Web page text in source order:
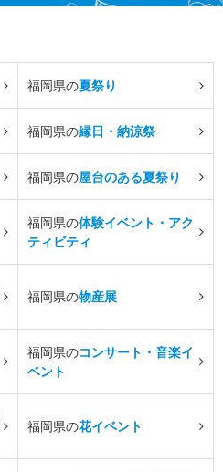
福岡県の夏祭り
福岡県の縁日・納涼祭
福岡県の屋台のある夏祭り
福岡県の体験イベント・アク
ティビティ
福岡県の物産展
福岡県のコンサート・音楽イ
ベント
福岡県の花イベント